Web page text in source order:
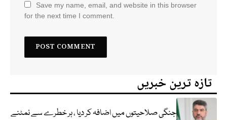
Save my name, email, and website in this browser
for the next time I comment.
تازہ ترین خبریں
جنگی صلاحیتوں میں اضافہ کر دیا ، ہر خطرے سے نمٹنے